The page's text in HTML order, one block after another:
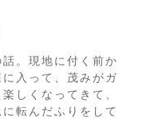
。現地に付く前か
入って、茂みがガ
しくなってきて、
転んだふりをして